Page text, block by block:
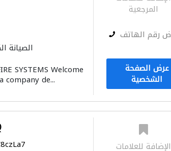
الصيانة
SYSTEMS Welcome
company de...
المرجعية
رقم الهاتف
عرض الصفحة
الشخصية
الإضافة للعلامات